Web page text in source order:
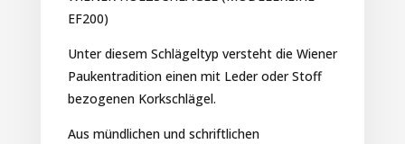
EF200)
Unter diesem Schlägeltyp versteht die Wiener
Paukentradition einen mit Leder oder Stoff
bezogenen Korkschlägel.
Aus mündlichen und schriftlichen